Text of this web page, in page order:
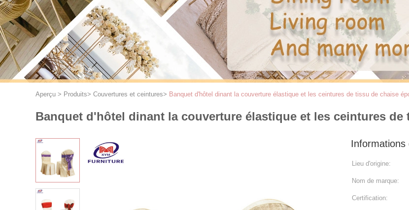
Aperçu > Produits> Couvertures et ceintures> Banquet d'hôtel dinant la couverture élastique et les ceintures de tissu de chaise
Banquet d'hôtel dinant la couverture élastique et les ceintures
Informations
Lieu d'origine:
Nom de marque:
Certification: